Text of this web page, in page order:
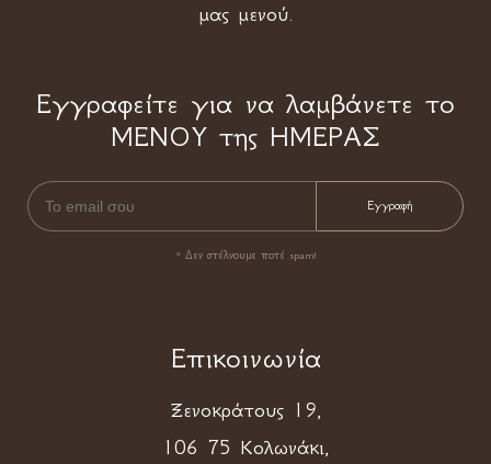
μας μενού.
Εγγραφείτε για να λαμβάνετε το
ΜΕΝΟΥ της ΗΜΕΡΑΣ
* Δεν στέλνουμε ποτέ spam!
Επικοινωνία
Ξενοκράτους 19,
106 75 Κολωνάκι,